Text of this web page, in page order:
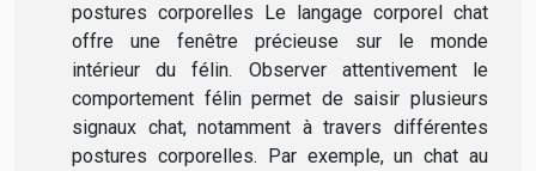
postures corporelles Le langage corporel chat
offre une fenêtre précieuse sur le monde
intérieur du félin. Observer attentivement le
comportement félin permet de saisir plusieurs
signaux chat, notamment à travers différentes
postures corporelles. Par exemple, un chat au